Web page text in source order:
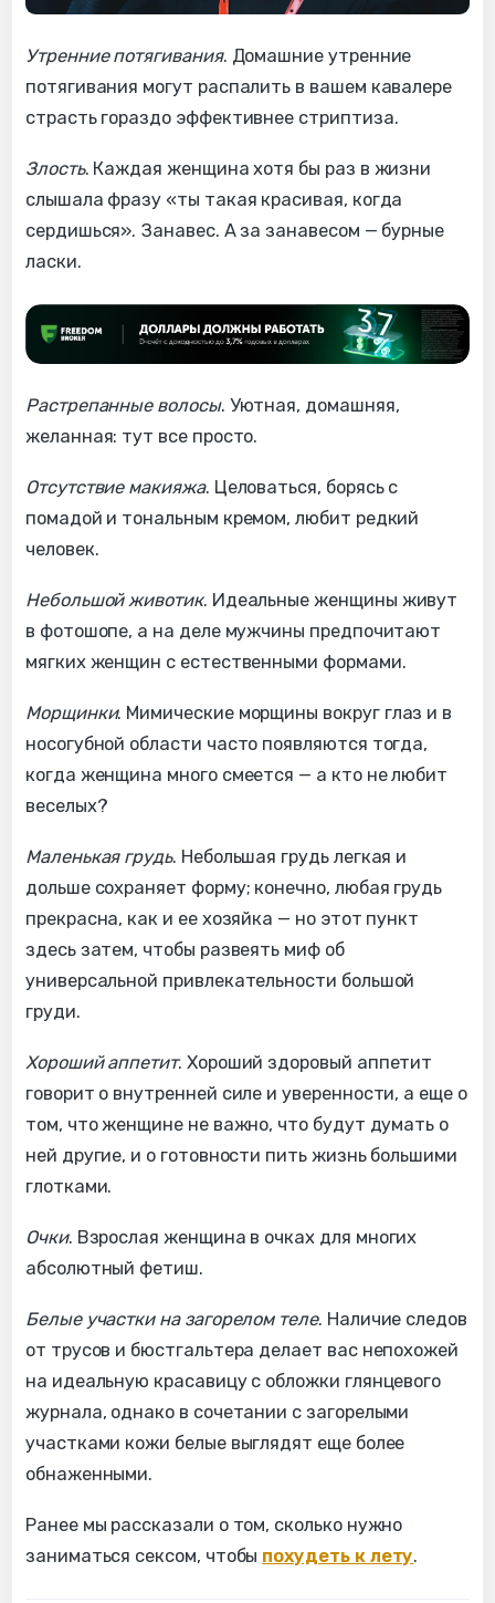
Утренние потягивания. Домашние утренние
потягивания могут распалить в вашем кавалере
страсть гораздо эффективнее стриптиза.
Злость. Каждая женщина хотя бы раз в жизни
слышала фразу «ты такая красивая, когда
сердишься». Занавес. А за занавесом — бурные
ласки.
Растрепанные волосы. Уютная, домашняя,
желанная: тут все просто.
Отсутствие макияжа. Целоваться, борясь с
помадой и тональным кремом, любит редкий
человек.
Небольшой животик. Идеальные женщины живут
в фотошопе, а на деле мужчины предпочитают
мягких женщин с естественными формами.
Морщинки. Мимические морщины вокруг глаз и в
носогубной области часто появляются тогда,
когда женщина много смеется — а кто не любит
веселых?
Маленькая грудь. Небольшая грудь легкая и
дольше сохраняет форму; конечно, любая грудь
прекрасна, как и ее хозяйка — но этот пункт
здесь затем, чтобы развеять миф об
универсальной привлекательности большой
груди.
Хороший аппетит. Хороший здоровый аппетит
говорит о внутренней силе и уверенности, а еще о
том, что женщине не важно, что будут думать о
ней другие, и о готовности пить жизнь большими
глотками.
Очки. Взрослая женщина в очках для многих
абсолютный фетиш.
Белые участки на загорелом теле. Наличие следов
от трусов и бюстгальтера делает вас непохожей
на идеальную красавицу с обложки глянцевого
журнала, однако в сочетании с загорелыми
участками кожи белые выглядят еще более
обнаженными.
Ранее мы рассказали о том, сколько нужно
заниматься сексом, чтобы похудеть к лету.